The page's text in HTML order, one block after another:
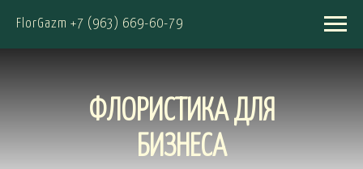
FlorGazm +7 (963) 669-60-79
ФЛОРИСТИКА ДЛЯ
БИЗНЕСА